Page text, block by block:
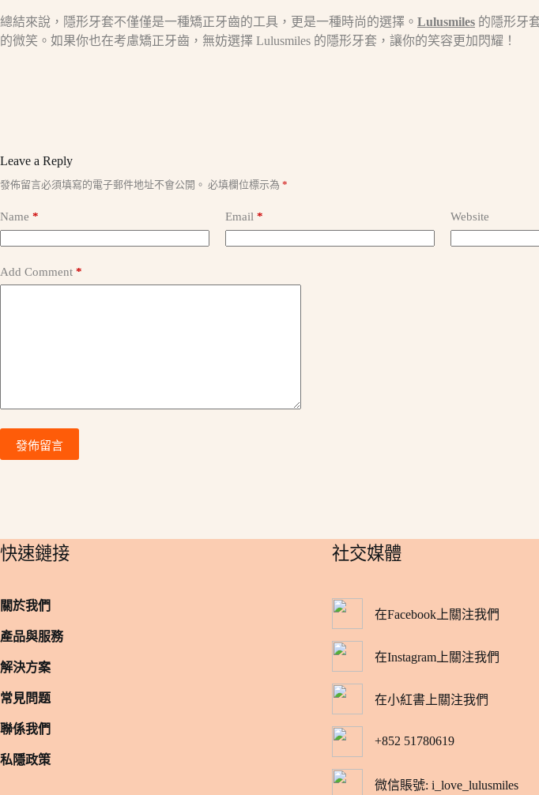
總結來說，隱形牙套不僅僅是一種矯正牙齒的工具，更是一種時尚的選擇。 Lulusmiles 的隱形牙
的微笑。如果你也在考慮矯正牙齒，無妨選擇 Lulusmiles 的隱形牙套，讓你的笑容更加閃耀！
Leave a Reply
發佈留言必須填寫的電子郵件地址不會公開。 必填欄位標示為 *
Name * Email * Website
Add Comment *
發佈留言
A
t
a
t
​快速鏈接
關於我們
產品與服務
解決方案
常見問题
聯係我們
私隱政策
​社交媒體
在Facebook上關注我們
在Instagram上關注我們
在小紅書上關注我們
+852 51780619
微信賬號: i_love_lulusmiles